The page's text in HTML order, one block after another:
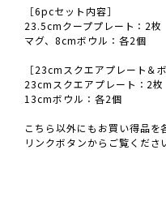
［6pcセット内容］
23.5cmクーププレート：2枚
マグ、8cmボウル：各2個
［23cmスクエアプレート＆
23cmスクエアプレート：2枚
13cmボウル：各2個
こちら以外にもお買い得品を
リンクボタンからご覧くださ